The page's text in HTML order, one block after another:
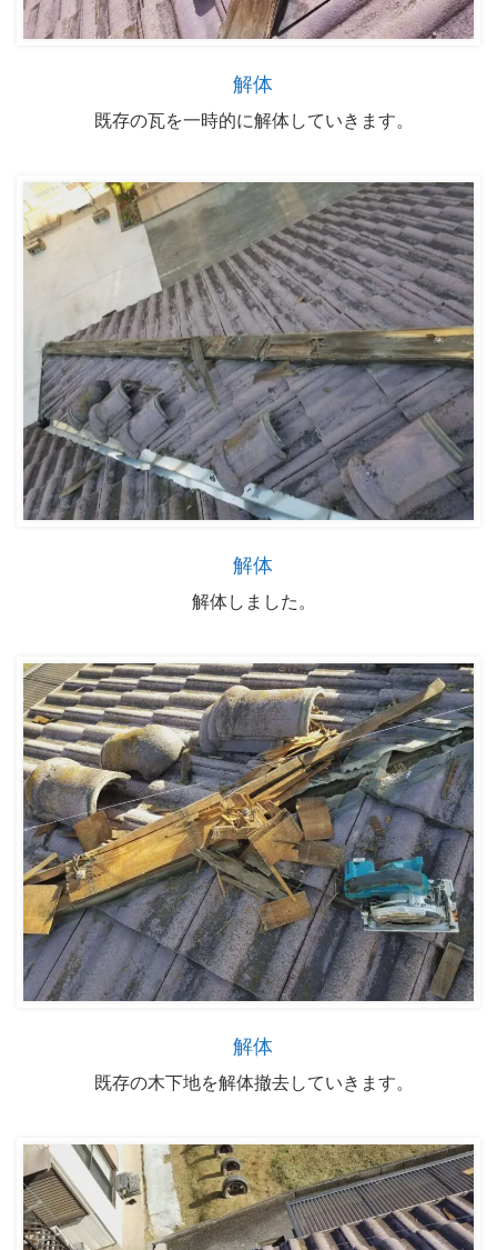
解体
既存の瓦を一時的に解体していきます。
解体
解体しました。
解体
既存の木下地を解体撤去していきます。